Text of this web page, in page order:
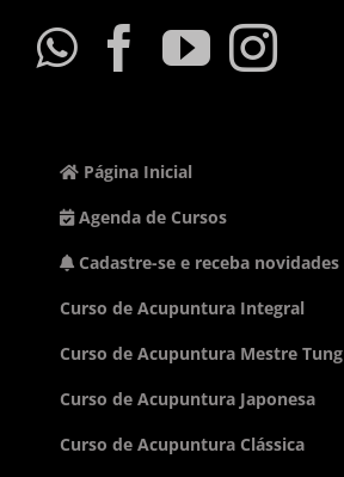
Página Inicial
Agenda de Cursos
Cadastre-se e receba novidades
Curso de Acupuntura Integral
Curso de Acupuntura Mestre Tung
Curso de Acupuntura Japonesa
Curso de Acupuntura Clássica